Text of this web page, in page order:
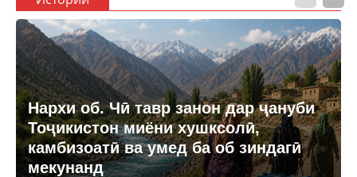
Нархи об. Чӣ тавр занон дар ҷануби
Тоҷикистон миёни хушксолӣ,
камбизоатӣ ва умед ба об зиндагӣ
мекунанд